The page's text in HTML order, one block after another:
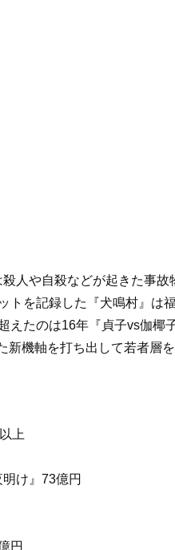
人や自殺などが起きた事
トを記録した『犬鳴村』は
えたのは16年『貞子vs伽椰
新機軸を打ち出して若者層
上
け』73億円
円